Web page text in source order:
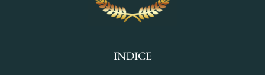
INDICE